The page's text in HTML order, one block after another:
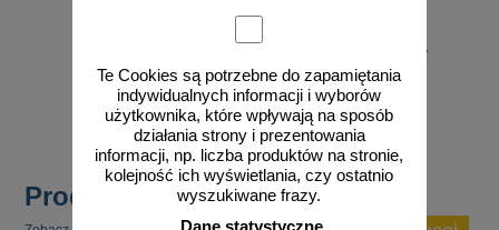
Te Cookies są potrzebne do zapamiętania
indywidualnych informacji i wyborów
użytkownika, które wpływają na sposób
działania strony i prezentowania
informacji, np. liczba produktów na stronie,
kolejność ich wyświetlania, czy ostatnio
wyszukiwane frazy.
Dane statystyczne
87,70 zł netto
do koszyka
od 301,35 zł
245,00 zł netto
do koszyka
Produkty popularne